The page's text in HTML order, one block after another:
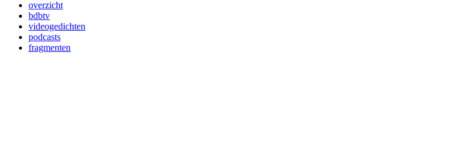
overzicht
bdbtv
videogedichten
podcasts
fragmenten